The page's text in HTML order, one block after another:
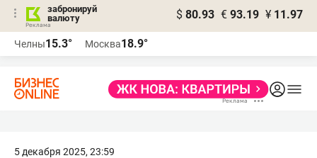
забронируй
валюту
$ 80.93 € 93.19 ¥ 11.97
Челны15.3° Москва18.9°
5 декабря 2025, 23:59